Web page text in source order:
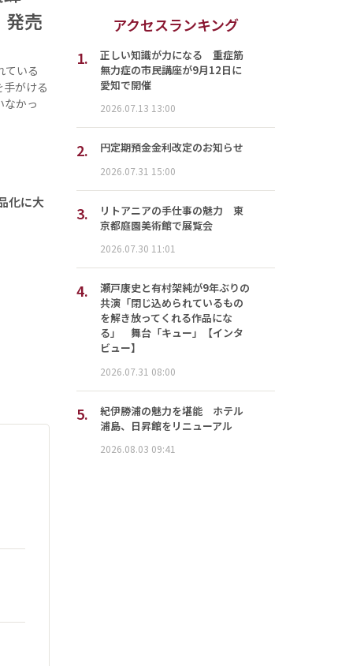
発売
いる
がける
なかっ
化に大
アクセスランキング
1.
正しい知識が力になる 重症筋
無力症の市民講座が9月12日に
愛知で開催
2026.07.13 13:00
2. 円定期預金金利改定のお知らせ
2026.07.31 15:00
3.
リトアニアの手仕事の魅力 東
京都庭園美術館で展覧会
2026.07.30 11:01
4.
瀬戸康史と有村架純が9年ぶりの
共演「閉じ込められているもの
を解き放ってくれる作品にな
る」 舞台「キュー」【インタ
ビュー】
2026.07.31 08:00
5.
紀伊勝浦の魅力を堪能 ホテル
浦島、日昇館をリニューアル
2026.08.03 09:41